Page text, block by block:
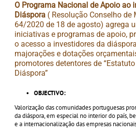
O Programa Nacional de Apoio ao
Diáspora ( Resolução Conselho de
64/2020 de 18 de agosto) agrega
iniciativas e programas de apoio,
o acesso a investidores da
majorações e dotações
promotores detentores de
Diáspora”
OBJECTIVO:
Valorização das comunidades portuguesas
da diáspora, em especial no interior do país,
e a internacionalização das empresas